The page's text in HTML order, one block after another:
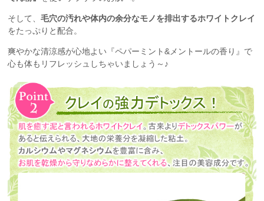
そして、毛穴の汚れや体内の余分なモノを排出するホワイトクレイ
をたっぷりと配合。
爽やかな清涼感が心地よい『ペパーミント&メントールの香り』で
心も体もリフレッシュしちゃいましょう～♪